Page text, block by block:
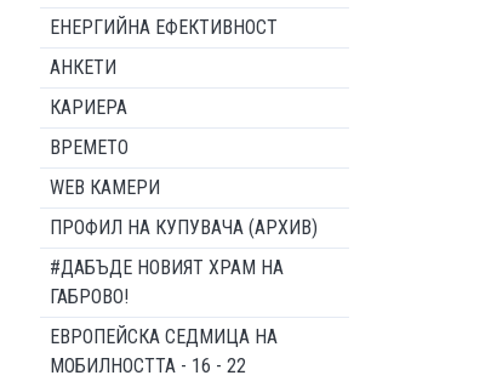
ЕНЕРГИЙНА ЕФЕКТИВНОСТ
АНКЕТИ
КАРИЕРА
ВРЕМЕТО
WEB КАМЕРИ
ПРОФИЛ НА КУПУВАЧА (АРХИВ)
#ДАБЪДЕ НОВИЯТ ХРАМ НА
ГАБРОВО!
ЕВРОПЕЙСКА СЕДМИЦА НА
МОБИЛНОСТТА - 16 - 22